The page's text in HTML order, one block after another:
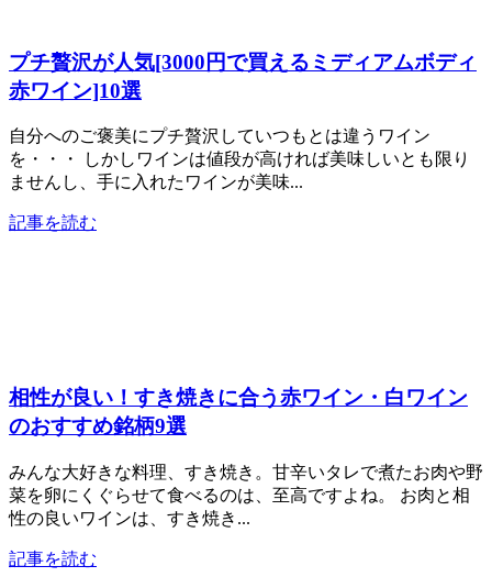
プチ贅沢が人気[3000円で買えるミディアムボディ
赤ワイン]10選
自分へのご褒美にプチ贅沢していつもとは違うワイン
を・・・ しかしワインは値段が高ければ美味しいとも限り
ませんし、手に入れたワインが美味...
記事を読む
相性が良い！すき焼きに合う赤ワイン・白ワイン
のおすすめ銘柄9選
みんな大好きな料理、すき焼き。甘辛いタレで煮たお肉や野
菜を卵にくぐらせて食べるのは、至高ですよね。 お肉と相
性の良いワインは、すき焼き...
記事を読む